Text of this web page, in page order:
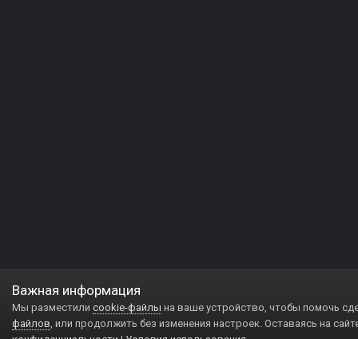
Важная информация
Мы разместили cookie-файлы на ваше устройство, чтобы помочь
файлов, или продолжить без изменения настроек. Оставаясь на